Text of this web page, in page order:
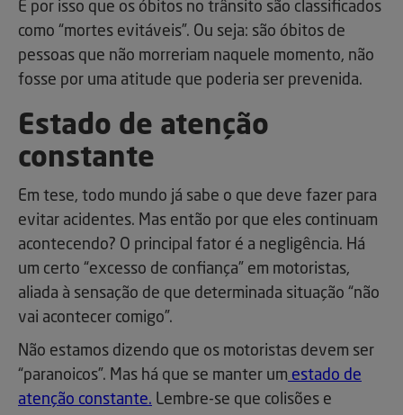
É por isso que os óbitos no trânsito são classificados
como “mortes evitáveis”. Ou seja: são óbitos de
pessoas que não morreriam naquele momento, não
fosse por uma atitude que poderia ser prevenida.
Estado de atenção
constante
Em tese, todo mundo já sabe o que deve fazer para
evitar acidentes. Mas então por que eles continuam
acontecendo? O principal fator é a negligência. Há
um certo “excesso de confiança” em motoristas,
aliada à sensação de que determinada situação “não
vai acontecer comigo”.
Não estamos dizendo que os motoristas devem ser
“paranoicos”. Mas há que se manter um estado de
atenção constante. Lembre-se que colisões e